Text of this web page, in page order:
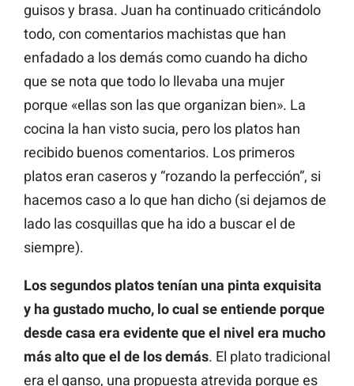
guisos y brasa. Juan ha continuado criticándolo
todo, con comentarios machistas que han
enfadado a los demás como cuando ha dicho
que se nota que todo lo llevaba una mujer
porque «ellas son las que organizan bien». La
cocina la han visto sucia, pero los platos han
recibido buenos comentarios. Los primeros
platos eran caseros y “rozando la perfección”, si
hacemos caso a lo que han dicho (si dejamos de
lado las cosquillas que ha ido a buscar el de
siempre).
Los segundos platos tenían una pinta exquisita
y ha gustado mucho, lo cual se entiende porque
desde casa era evidente que el nivel era mucho
más alto que el de los demás. El plato tradicional
era el ganso, una propuesta atrevida porque es